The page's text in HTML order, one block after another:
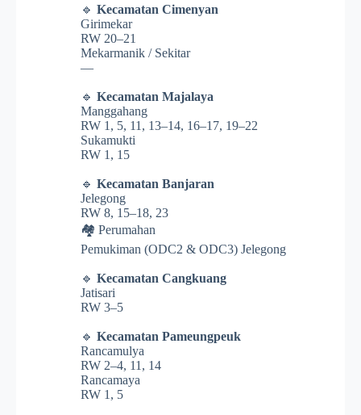
🔹 Kecamatan Cimenyan
Girimekar
RW 20–21
Mekarmanik / Sekitar
—
🔹 Kecamatan Majalaya
Manggahang
RW 1, 5, 11, 13–14, 16–17, 19–22
Sukamukti
RW 1, 15
🔹 Kecamatan Banjaran
Jelegong
RW 8, 15–18, 23
🏘️ Perumahan
Pemukiman (ODC2 & ODC3) Jelegong
🔹 Kecamatan Cangkuang
Jatisari
RW 3–5
🔹 Kecamatan Pameungpeuk
Rancamulya
RW 2–4, 11, 14
Rancamaya
RW 1, 5